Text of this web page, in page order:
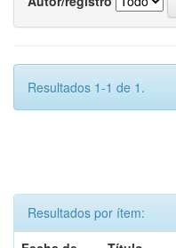
Resultados 1-1 de 1.
Resultados por ítem: